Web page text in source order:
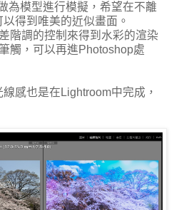
為模型進行模擬，希望在不離
得到唯美的近似畫面。
階調的控制來得到水彩的渲染
觸，可以再進Photoshop處
感也是在Lightroom中完成，